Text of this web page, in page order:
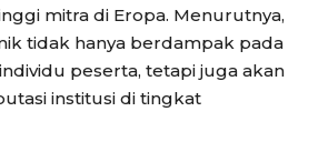
mitra di Eropa. Menurutnya,
tidak hanya berdampak pada
peserta, tetapi juga akan
institusi di tingkat